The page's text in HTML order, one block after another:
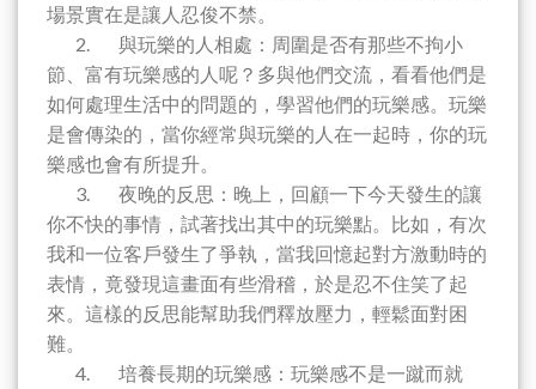
場景實在是讓人忍俊不禁。
2. 與玩樂的人相處：周圍是否有那些不拘小
節、富有玩樂感的人呢？多與他們交流，看看他們是
如何處理生活中的問題的，學習他們的玩樂感。玩樂
是會傳染的，當你經常與玩樂的人在一起時，你的玩
樂感也會有所提升。
3. 夜晚的反思：晚上，回顧一下今天發生的讓
你不快的事情，試著找出其中的玩樂點。比如，有次
我和一位客戶發生了爭執，當我回憶起對方激動時的
表情，竟發現這畫面有些滑稽，於是忍不住笑了起
來。這樣的反思能幫助我們釋放壓力，輕鬆面對困
難。
4. 培養長期的玩樂感：玩樂感不是一蹴而就